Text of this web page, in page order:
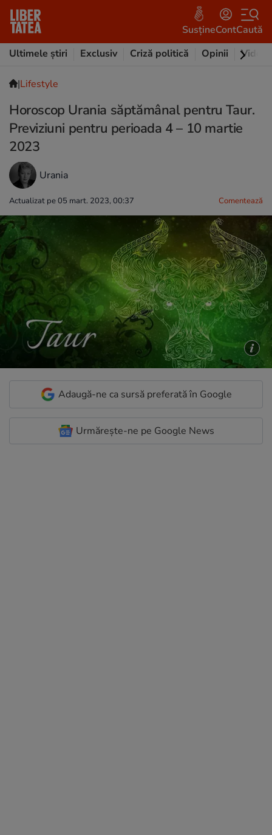
SusțineContCaută
Ultimele știri
Exclusiv Criză politică Opinii Video
|Lifestyle
Horoscop Urania săptămânal pentru Taur.
Previziuni pentru perioada 4 – 10 martie
2023
Urania
Actualizat pe 05 mart. 2023, 00:37 Comentează
Adaugă-ne ca sursă preferată în Google
Urmărește-ne pe Google News